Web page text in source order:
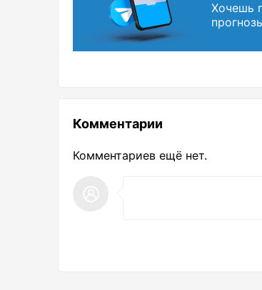
Хочешь
Комментарии
Комментариев ещё нет.